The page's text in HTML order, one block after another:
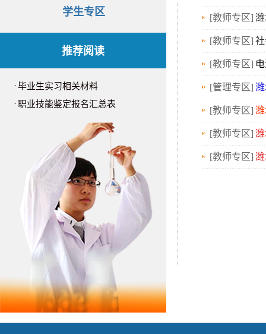
学生专区
推荐阅读
·毕业生实习相关材料
·职业技能鉴定报名汇总表
[教师专区]
[教师专区]
[教师专区]
[管理专区]
[教师专区]
[教师专区]
[教师专区]